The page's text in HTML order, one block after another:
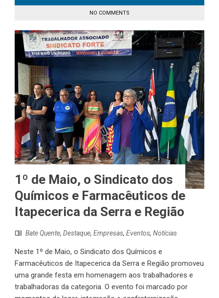
NO COMMENTS
1º de Maio, o Sindicato dos
Químicos e Farmacêuticos de
Itapecerica da Serra e Região
Bate Quente, Destaque, Empresas, Eventos, Notícias
Neste 1º de Maio, o Sindicato dos Químicos e
Farmacêuticos de Itapecerica da Serra e Região promoveu
uma grande festa em homenagem aos trabalhadores e
trabalhadoras da categoria. O evento foi marcado por